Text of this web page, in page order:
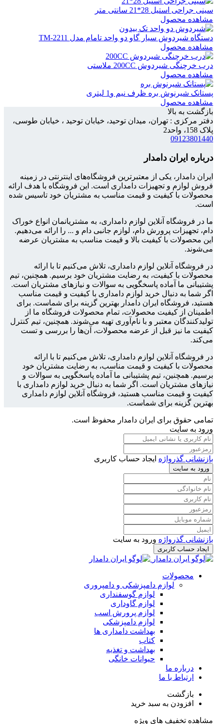
سینی جراحی استیل 28*21 سانتی متر
مشاهده محصول
دستگاه شیردوش سیار گاو دو واحد تامام مدل TM-2211
مشاهده محصول
درب خرچنگی شیردوش 200CC ملاستی
مشاهده محصول
پستانک شیرنوش بره ظرف نیم و1 لیتری
مشاهده محصول
بازگشت به بالا
دفتر مرکزی : تهران، میدان توحید، خیابان توحید ، خیابان طوسی،
پلاک 158، واحد2
09123801440
درباره ایران دامدار
ایران دامدار، یکی از معتبرترین فروشگاه‌های اینترنتی در زمینه
فروش لوازم و تجهیزات دامداری است. این فروشگاه با هدف ارائه
محصولات با کیفیت و قیمت مناسب به مشتریان خود تاسیس شده
است.
ما در فروشگاه آنلاین لوازم دامداری، به مشتریانمان انواع خوراک
دام، تجهیزات پرورش دام، لوازم جانبی دام و ... را ارائه می‌دهیم.
این محصولات با کیفیت بالا و قیمت مناسب به مشتریان عرضه
می‌شوند.
در فروشگاه آنلاین لوازم دامداری، تلاش می‌کنیم تا با ارائه
محصولات با کیفیت، به رضایت مشتریان خود برسیم. همچنین، تیم
پشتیبانی ما آماده پاسخگویی به سوالات و نیازهای مشتریان است.
اگر شما به دنبال خرید لوازم دامداری با کیفیت و قیمت مناسب
هستید، فروشگاه ایران دامدار بهترین گزینه برای شماست. برای
اطمینان از کیفیت محصولات، تمام محصولات فروشگاه ما از
تولیدکنندگان معتبر و با نام‌آوری تهیه می‌شوند. همچنین، تیم کنترل
کیفیت ما نیز قبل از عرضه محصولات، آن‌ها را بررسی و تست
می‌کند.
در فروشگاه آنلاین لوازم دامداری، تلاش می‌کنیم تا با ارائه
محصولات با کیفیت و قیمت مناسب، به رضایت مشتریان خود
برسیم. همچنین، تیم پشتیبانی ما آماده پاسخگویی به سوالات و
نیازهای مشتریان است. اگر شما به دنبال خرید لوازم دامداری با
کیفیت و قیمت مناسب هستید، فروشگاه آنلاین لوازم دامداری
بهترین گزینه برای شماست.
تمامی حقوق برای ایران دامدار محفوظ است.
ورود به سایت
بازنشانی گذرواژه ایجاد حساب کاربری
ورود به سایت
بازنشانی گذرواژه ورود به سایت
ایجاد حساب کاربری
محصولات
لوازم دامپزشکی و دامپروری
لوازم گوسفنداری
لوازم گاوداری
لوازم پرورش اسب
لوازم دامپزشکی
بهداشت دامداری ها
کتاب
بهداشت و تغذیه
حیوانات خانگی
درباره ما
ارتباط با ما
بازگشت
افزودن به سبد خرید
مشاهده تخفیف های ویژه